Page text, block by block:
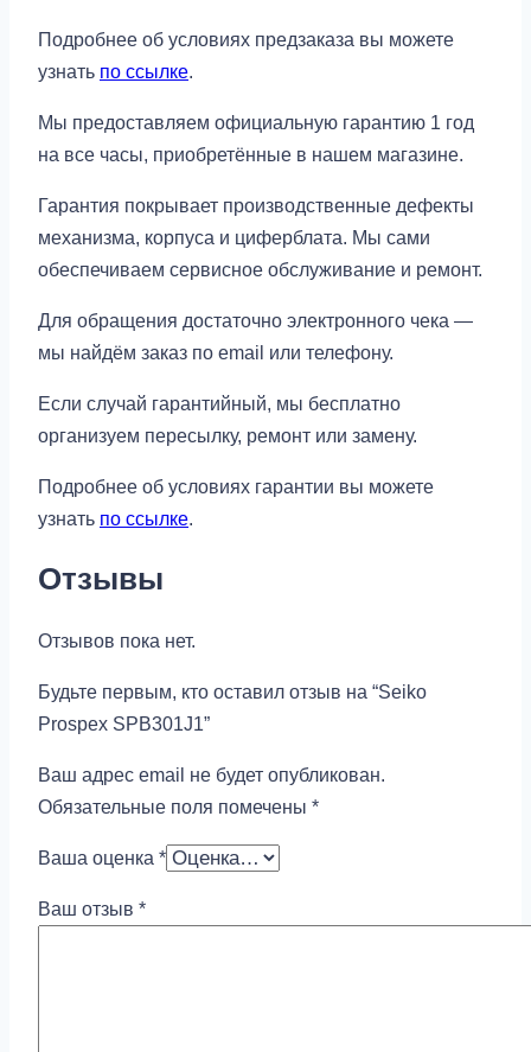
Подробнее об условиях предзаказа вы можете
узнать по ссылке.
Мы предоставляем официальную гарантию 1 год
на все часы, приобретённые в нашем магазине.
Гарантия покрывает производственные дефекты
механизма, корпуса и циферблата. Мы сами
обеспечиваем сервисное обслуживание и ремонт.
Для обращения достаточно электронного чека —
мы найдём заказ по email или телефону.
Если случай гарантийный, мы бесплатно
организуем пересылку, ремонт или замену.
Подробнее об условиях гарантии вы можете
узнать по ссылке.
Отзывы
Отзывов пока нет.
Будьте первым, кто оставил отзыв на “Seiko
Prospex SPB301J1”
Ваш адрес email не будет опубликован.
Обязательные поля помечены *
Ваша оценка *
Ваш отзыв *